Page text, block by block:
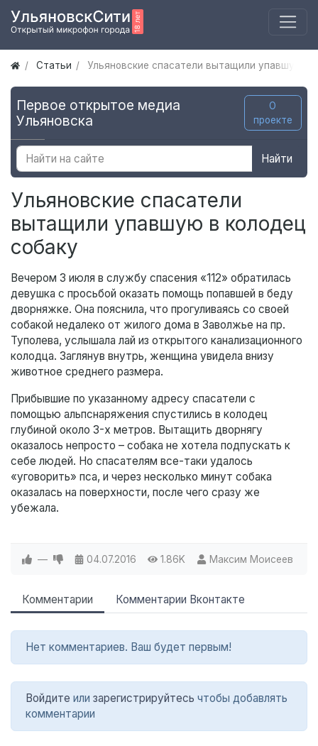
Статьи Ульяновские спасатели вытащили упавшую в
Первое открытое медиа
Ульяновска
О
проекте
Найти
Ульяновские спасатели
вытащили упавшую в колодец
собаку
Вечером 3 июля в службу спасения «112» обратилась
девушка с просьбой оказать помощь попавшей в беду
дворняжке. Она пояснила, что прогуливаясь со своей
собакой недалеко от жилого дома в Заволжье на пр.
Туполева, услышала лай из открытого канализационного
колодца. Заглянув внутрь, женщина увидела внизу
животное среднего размера.
Прибывшие по указанному адресу спасатели с
помощью альпснаряжения спустились в колодец
глубиной около 3-х метров. Вытащить дворнягу
оказалось непросто – собака не хотела подпускать к
себе людей. Но спасателям все-таки удалось
«уговорить» пса, и через несколько минут собака
оказалась на поверхности, после чего сразу же
убежала.
— 04.07.2016 1.86K Максим Моисеев
Комментарии Комментарии Вконтакте
Нет комментариев. Ваш будет первым!
Войдите или зарегистрируйтесь чтобы добавлять
комментарии